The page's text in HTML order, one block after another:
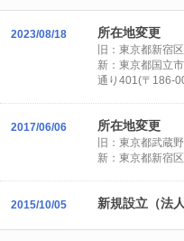
2023/08/18 所在地変更
旧：東京都新宿
新：東京都国立
通り401(〒186-
2017/06/06 所在地変更
旧：東京都武蔵
新：東京都新宿
2015/10/05 新規設立（法